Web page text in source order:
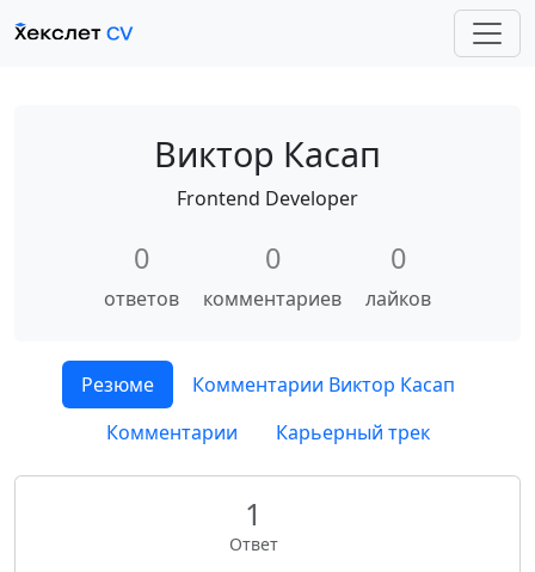
Виктор Касап
Frontend Developer
0
ответов
0
комментариев
0
лайков
Резюме
Комментарии Виктор Касап
Комментарии
Карьерный трек
1
Ответ